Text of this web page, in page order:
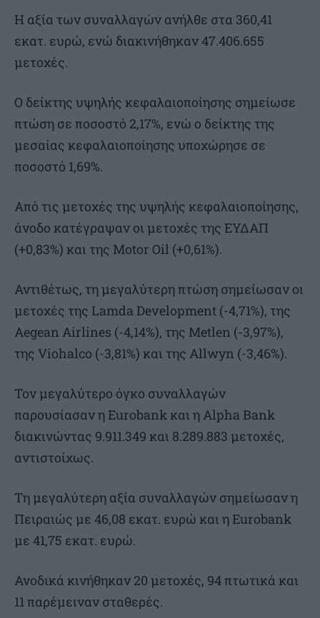
Η αξία των συναλλαγών ανήλθε στα 360,41
εκατ. ευρώ, ενώ διακινήθηκαν 47.406.655
μετοχές.
Ο δείκτης υψηλής κεφαλαιοποίησης σημείωσε
πτώση σε ποσοστό 2,17%, ενώ ο δείκτης της
μεσαίας κεφαλαιοποίησης υποχώρησε σε
ποσοστό 1,69%.
Από τις μετοχές της υψηλής κεφαλαιοποίησης,
άνοδο κατέγραψαν οι μετοχές της ΕΥΔΑΠ
(+0,83%) και της Motor Oil (+0,61%).
Αντιθέτως, τη μεγαλύτερη πτώση σημείωσαν οι
μετοχές της Lamda Development (-4,71%), της
Aegean Airlines (-4,14%), της Metlen (-3,97%),
της Viohalco (-3,81%) και της Allwyn (-3,46%).
Τον μεγαλύτερο όγκο συναλλαγών
παρουσίασαν η Eurobank και η Alpha Bank
διακινώντας 9.911.349 και 8.289.883 μετοχές,
αντιστοίχως.
Τη μεγαλύτερη αξία συναλλαγών σημείωσαν η
Πειραιώς με 46,08 εκατ. ευρώ και η Eurobank
με 41,75 εκατ. ευρώ.
Ανοδικά κινήθηκαν 20 μετοχές, 94 πτωτικά και
11 παρέμειναν σταθερές.